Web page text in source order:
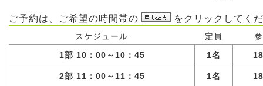
ご予約は、ご希望の時間帯の をクリックしてく
スケジュール 定員
1部 10：00～10：45
1名
2部 11：00～11：45 1名